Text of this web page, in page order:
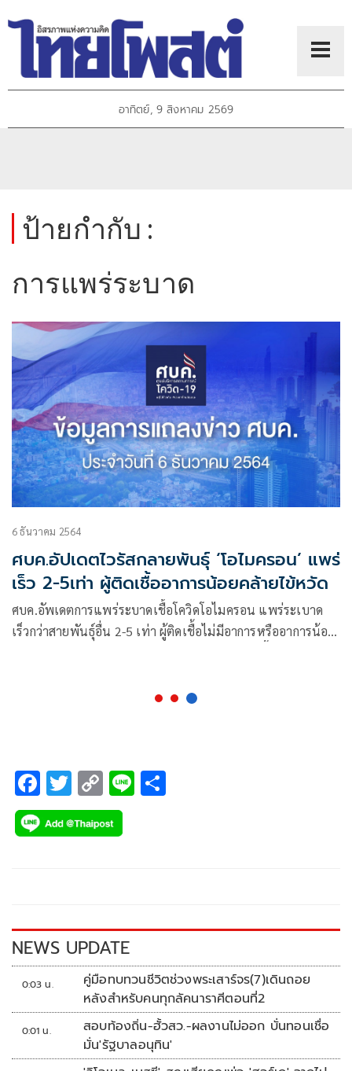
อาทิตย์, 9 สิงหาคม 2569
ป้ายกำกับ :
การแพร่ระบาด
6 ธันวาคม 2564
ศบค.อัปเดตไวรัสกลายพันธุ์ ‘โอไมครอน’ แพร่
เร็ว 2-5เท่า ผู้ติดเชื้ออาการน้อยคล้ายไข้หวัด
ศบค.อัพเดตการแพร่ระบาดเชื้อโควิดโอไมครอน แพร่ระเบาด
เร็วกว่าสายพันธุ์อื่น 2-5 เท่า ผู้ติดเชื้อไม่มีอาการหรืออาการน้อย
F
ac
e
k
T
wi
tt
C
o
p
k
Li
NEWS UPDATE
0:03 น.
คู่มือทบทวนชีวิตช่วงพระเสาร์จร(7)เดินถอย
หลังสำหรับคนทุกลัคนาราศีตอนที่2
0:01 น.
สอบท้องถิ่น-ฮั้วสว.-ผลงานไม่ออก บั่นทอนเชื่อ
มั่น'รัฐบาลอนุทิน'